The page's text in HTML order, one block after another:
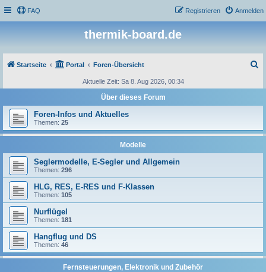
FAQ Anmelden
Registrieren
thermik-board.de
Startseite Portal Foren-Übersicht
h
Aktuelle Zeit: Sa 8. Aug 2026, 00:34
Über dieses Forum
Foren-Infos und Aktuelles
Themen: 25
Modelle
Seglermodelle, E-Segler und Allgemein
Themen: 296
HLG, RES, E-RES und F-Klassen
Themen: 105
Nurflügel
Themen: 181
Hangflug und DS
Themen: 46
Fernsteuerungen, Elektronik und Zubehör